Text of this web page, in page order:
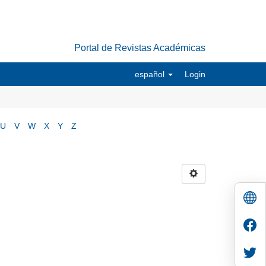
Portal de Revistas Académicas
español Login
U V W X Y Z